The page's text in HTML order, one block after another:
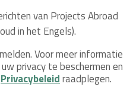
van Projects Abroad
in het Engels).
Voor meer informatie
privacy te beschermen en
Privacybeleidraadplegen.